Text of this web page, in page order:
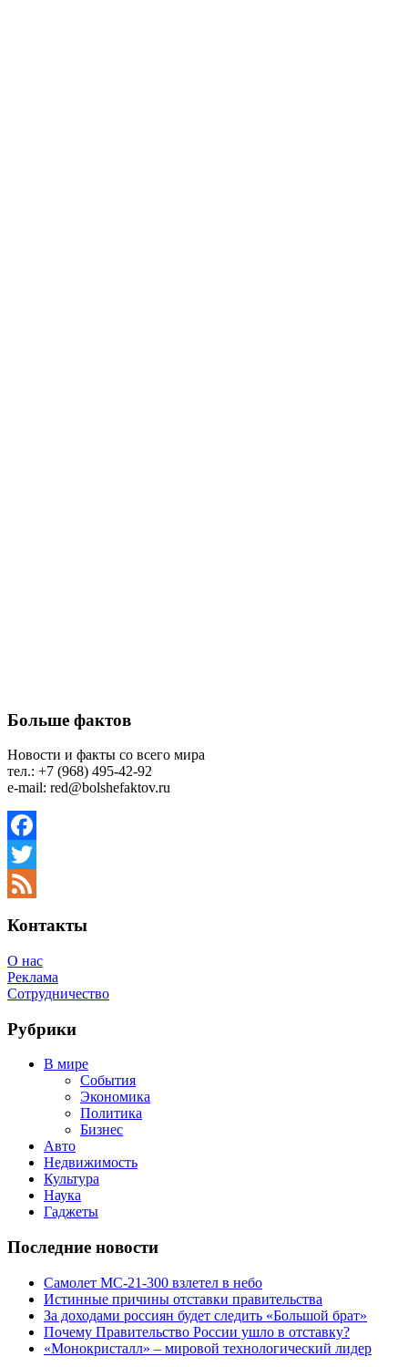
Больше фактов
Новости и факты со всего мира
тел.: +7 (968) 495-42-92
e-mail: red@bolshefaktov.ru
Facebook
Twitter
Контакты
О нас
Реклама
Сотрудничество
Рубрики
В мире
События
Экономика
Политика
Бизнес
Авто
Недвижимость
Культура
Наука
Гаджеты
Последние новости
Самолет МС-21-300 взлетел в небо
Истинные причины отставки правительства
За доходами россиян будет следить «Большой брат»
Почему Правительство России ушло в отставку?
«Монокристалл» – мировой технологический лидер